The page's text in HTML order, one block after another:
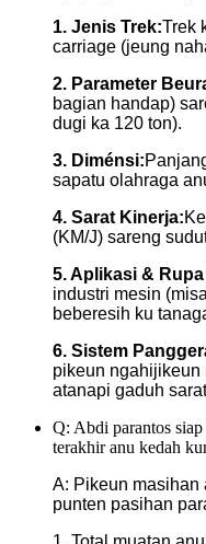
1. Jenis Trek:Trek
carriage (jeung
2. Parameter
bagian handap)
dugi ka 120 ton).
3. Diménsi:
sapatu olahraga
4. Sarat Kinerja:
(KM/J) sareng
5. Aplikasi &
industri mesin
beberesih ku
6. Sistem
pikeun ngahijikeun
atanapi gaduh
Q: Abdi parantos
terakhir anu kedah
A: Pikeun masihan
punten pasihan